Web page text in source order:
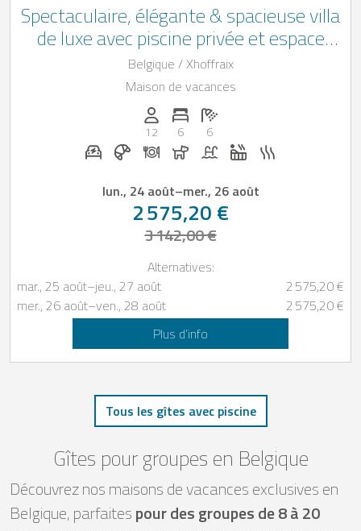
Spectaculaire, élégante & spacieuse villa
de luxe avec piscine privée et espace
wellness
Belgique / Xhoffraix
Maison de vacances
Personnes (max): 12
12
Nombre de chambres: 6
6
Nombre de salles de bain: 6
6
Station de recharge pour voiture électrique sur
Petit-déjeuner réservable chez Casapilot
Dîner sur demande
Chiens autorisés
Piscine Jacuzzi
lun., 24 août–mer., 26 août
2 575,20 €
3 142,00 €
Alternatives:
mar., 25 août–jeu., 27 août
2 575,20 €
mer., 26 août–ven., 28 août
2 575,20 €
Plus d’info
Tous les gîtes avec piscine
Gîtes pour groupes en Belgique
Découvrez nos maisons de vacances exclusives en
Belgique, parfaitespour des groupes de 8 à 20